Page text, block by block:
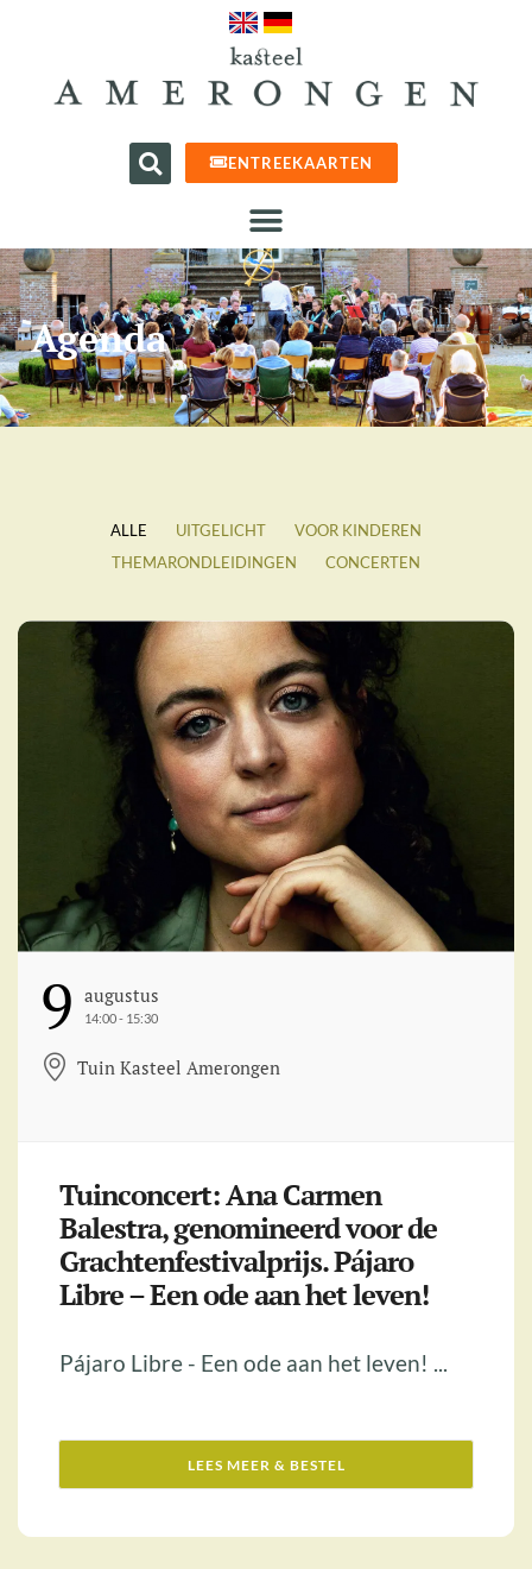
ENTREEKAARTEN
Agenda
ALLE UITGELICHT
VOOR KINDEREN
THEMARONDLEIDINGEN
CONCERTEN
9 Augustus
14:00 - 15:30
Tuin Kasteel Amerongen
Tuinconcert: Ana Carmen
Balestra, genomineerd voor de
Grachtenfestivalprijs. Pájaro
Libre – Een ode aan het leven!
Pájaro Libre - Een ode aan het leven! ...
LEES MEER & BESTEL